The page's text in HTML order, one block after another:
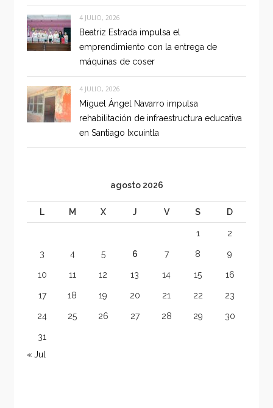
4 JULIO, 2026
Beatriz Estrada impulsa el
emprendimiento con la entrega de
máquinas de coser
4 JULIO, 2026
Miguel Ángel Navarro impulsa
rehabilitación de infraestructura educativa
en Santiago Ixcuintla
agosto 2026
L M X J V S D
1 2
3 4 5 6 7 8 9
10 11 12 13 14 15 16
17 18 19 20 21 22 23
24 25 26 27 28 29 30
31
« Jul